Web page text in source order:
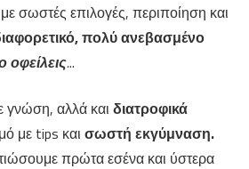
σωστές επιλογές, περιποίηση και
πολύ ανεβασμένο
οφείλεις...
αλλά και διατροφικά
με tips και σωστή εκγύμναση.
πρώτα εσένα και ύστερα